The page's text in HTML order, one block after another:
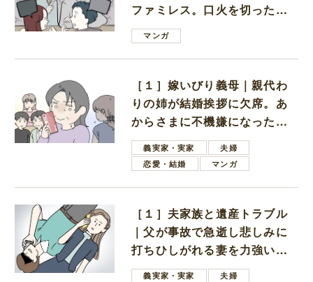
ファミレス。口火を切ったの
は電車好きの男の子ママ
マンガ
［１］嫁いびり義母｜親代わ
りの姉が結婚挨拶に欠席。あ
からさまに不機嫌になった義
母義実家・実家
夫婦
恋愛・結婚
マンガ
［１］夫家族と遺産トラブル
｜父が事故で急逝し悲しみに
打ちひしがれる妻を力強い言
葉で励ます夫
義実家・実家
夫婦